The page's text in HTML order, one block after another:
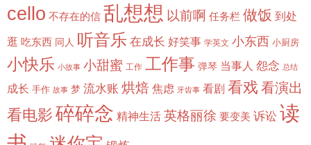
cello 不存在的信 乱想想 以前啊 任务栏 做饭 到处
逛 吃东西 同人 听音乐 在成长 好笑事 学英文 小东西 小厨房
小快乐 小故事 小甜蜜 工作 工作事 弹琴 当事人 怨念 总结
成长 手作 故事 梦 流水账 烘焙 焦虑 牙齿事 看剧 看戏 看演出
看电影 碎碎念 精神生活 英格丽徐 要变美 诉讼 读